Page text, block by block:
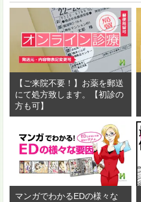
【ご来院不要！】お薬を郵送
にて処方致します。【初診の
方も可】
マンガでわかるEDの様々な